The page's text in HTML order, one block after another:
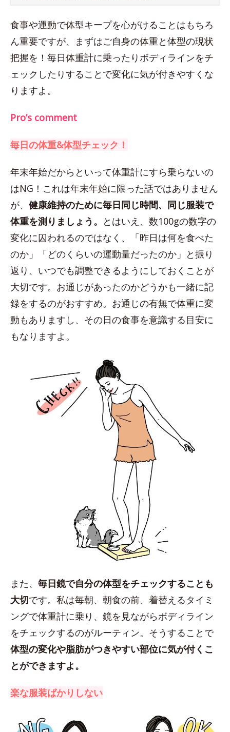
食事や運動で体型キープを心がけることはもちろ
ん重要ですが、まずはご自身の体重と体型の現状
把握を！毎日体重計に乗ったりボディラインをチ
ェックしたりすることで変化に気が付きやすくな
りますよ。
Pro’s comment
毎日の体重&体型チェック！
年末年始だからといって体重計にすら乗らないの
はNG！これは年末年始に限った話ではありません
が、 健康維持のために毎日同じ時間、同じ服装で
体重を測りましょう。 とはいえ、数100gの数字の
変化に囚われるのではなく、「昨日は何を食べた
のか」「どのくらいの運動量だったのか」と振り
返り、いつでも調整できるようにしておくことが
大切です。お通じがあったのかどうかも一緒に記
録をするのがおすすめ。お通じの有無で体重に変
動もありますし、その日の食事を意識する目安に
もなりますよ。
また、 毎日鏡で自分の体型をチェックすることも
大切です。私は毎朝、朝食の前、着替えるタイミ
ングで体重計に乗り、鏡を見ながらボディライン
をチェックするのがルーティン。そうすることで
体型の変化や脂肪がつきやすい部位に気が付くこ
とができますよ。
楽な服装ばかりしない